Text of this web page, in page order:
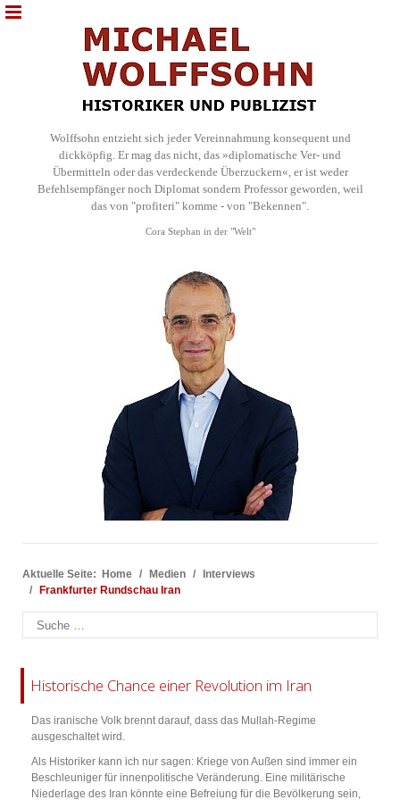
Wolffsohn entzieht sich jeder Vereinnahmung konsequent und
dickköpfig. Er mag das nicht, das »diplomatische Ver- und
Übermitteln oder das verdeckende Überzuckern«, er ist weder
Befehlsempfänger noch Diplomat sondern Professor geworden, weil
das von "profiteri" komme - von "Bekennen".
Cora Stephan in der "Welt"
Aktuelle Seite: Home Medien
Interviews
Frankfurter Rundschau Iran
Suchen
Historische Chance einer Revolution im Iran
Das iranische Volk brennt darauf, dass das Mullah-Regime
ausgeschaltet wird.
Als Historiker kann ich nur sagen: Kriege von Außen sind immer ein
Beschleuniger für innenpolitische Veränderung. Eine militärische
Niederlage des Iran könnte eine Befreiung für die Bevölkerung sein,